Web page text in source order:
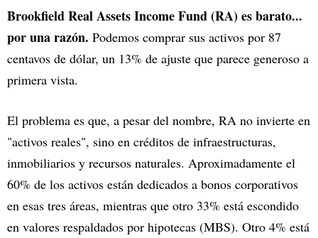
Brookfield Real Assets Income Fund (RA) es barato...
por una razón. Podemos comprar sus activos por 87
centavos de dólar, un 13% de ajuste que parece generoso a
primera vista.
El problema es que, a pesar del nombre, RA no invierte en
"activos reales", sino en créditos de infraestructuras,
inmobiliarios y recursos naturales. Aproximadamente el
60% de los activos están dedicados a bonos corporativos
en esas tres áreas, mientras que otro 33% está escondido
en valores respaldados por hipotecas (MBS). Otro 4% está